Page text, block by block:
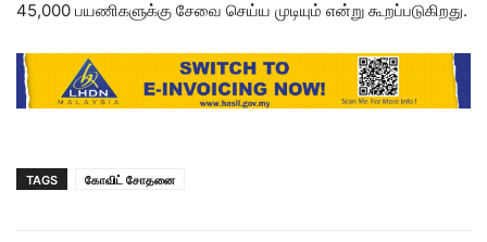
45,000 பயணிகளுக்கு சேவை செய்ய முடியும் என்று கூறப்படுகிறது.
TAGS கோவிட் சோதனை